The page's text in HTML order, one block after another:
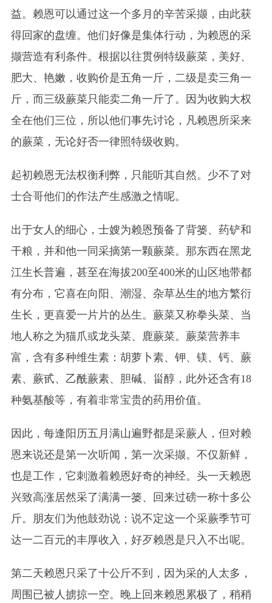
益。赖恩可以通过这一个多月的辛苦采撷，由此获
得回家的盘缠。他们好像是集体行动，为赖恩的采
撷营造有利条件。根据以往贯例特级蕨菜，美好、
肥大、艳嫩，收购价是五角一斤，二级是卖三角一
斤，而三级蕨菜只能卖二角一斤了。因为收购大权
全在他们三位，所以他们事先讨论，凡赖恩所采来
的蕨菜，无论好否一律照特级收购。
起初赖恩无法权衡利弊，只能听其自然。少不了对
士合哥他们的作法产生感激之情呢。
出于女人的细心，士嫂为赖恩预备了背篓、药铲和
干粮，并和他一同采摘第一颗蕨菜。那东西在黑龙
江生长普遍，甚至在海拔200至400米的山区地带都
有分布，它喜在向阳、潮湿、杂草丛生的地方繁衍
生长，更喜爱一片片的丛生。蕨菜又称拳头菜、当
地人称之为猫爪或龙头菜、鹿蕨菜。蕨菜营养丰
富，含有多种维生素：胡萝卜素、钾、镁、钙、蕨
素、蕨甙、乙酰蕨素、胆碱、甾醇，此外还含有18
种氨基酸等，有着非常宝贵的药用价值。
因此，每逢阳历五月满山遍野都是采蕨人，但对赖
恩来说还是第一次听闻，第一次采撷。不仅新鲜，
也是工作，它刺激着赖恩好奇的神经。头一天赖恩
兴致高涨居然采了满满一篓、回来过磅一称十多公
斤。朋友们为他鼓劲说：说不定这一个采蕨季节可
达一二百元的丰厚收入，好歹赖恩是只入不出呢。
第二天赖恩只采了十公斤不到，因为采的人太多，
周围已被人掳掠一空。晚上回来赖恩累极了，稍稍